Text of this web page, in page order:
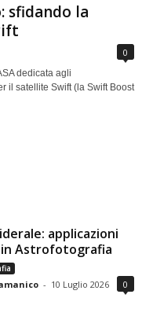
sfidando la
0
dedicata agli
il satellite Swift (la Swift Boost
applicazioni
Astrofotografia
- 10 Luglio 2026 0